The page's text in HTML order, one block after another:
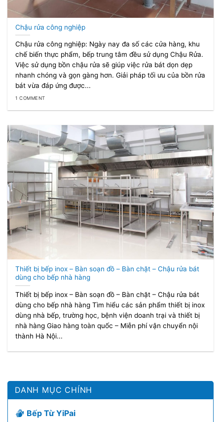
Chậu rửa công nghiệp
Chậu rửa công nghiệp: Ngày nay đa số các cửa hàng, khu
chế biến thực phẩm, bếp trung tâm đều sử dụng Chậu Rửa.
Việc sử dụng bồn chậu rửa sẽ giúp việc rửa bát dọn dẹp
nhanh chóng và gọn gàng hơn. Giải pháp tối ưu của bồn rửa
bát vừa đáp ứng được...
1 COMMENT
Thiết bị bếp inox – Bàn soạn đồ – Bàn chặt – Chậu rửa bát
dùng cho bếp nhà hàng
Thiết bị bếp inox – Bàn soạn đồ – Bàn chặt – Chậu rửa bát
dùng cho bếp nhà hàng Tìm hiểu các sản phẩm thiết bị inox
dùng nhà bếp, trường học, bệnh viện doanh trại và thiết bị
nhà hàng Giao hàng toàn quốc – Miễn phí vận chuyển nội
thành Hà Nội...
DANH MỤC CHÍNH
Bếp Từ YiPai